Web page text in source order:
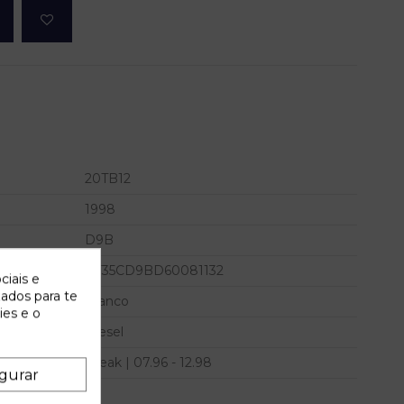
20TB12
1998
D9B
VF35CD9BD60081132
Branco
Diesel
Break | 07.96 - 12.98
e
para te
e o